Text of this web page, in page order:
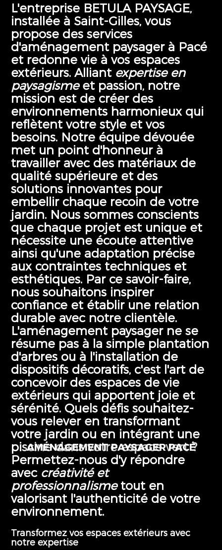
AMÉNAGEMENTPAYSAGER PACÉ
L'entreprise BETULA PAYSAGE,
installée à Saint-Gilles, vous
propose des services
d'aménagement paysager à Pacé
et redonne vie à vos espaces
extérieurs. Alliant expertise en
paysagismeet passion, notre
mission est de créer des
environnements harmonieux qui
reflètent votre style et vos
besoins. Notre équipe dévouée
met un point d'honneur à
travailler avec des matériaux de
qualité supérieure et des
solutions innovantes pour
embellir chaque recoin de votre
jardin. Nous sommes conscients
que chaque projet est unique et
nécessite une écoute attentive
ainsi qu'une adaptation précise
aux contraintes techniques et
esthétiques. Par ce savoir-faire,
nous souhaitons inspirer
confiance et établir une relation
durable avec notre clientèle.
L'aménagement paysager ne se
résume pas à la simple plantation
d'arbres ou à l'installation de
dispositifs décoratifs, c'est l'art de
concevoir des espaces de vie
extérieurs qui apportent joie et
sérénité. Quels défis souhaitez-
vous relever en transformant
votre jardin ou en intégrant une
piscine dans votre espace vert ?
Permettez-nous d'y répondre
avec créativité et
professionnalismetout en
valorisant l'authenticité de votre
environnement.
Transformez vos espaces extérieurs avec
notre expertise